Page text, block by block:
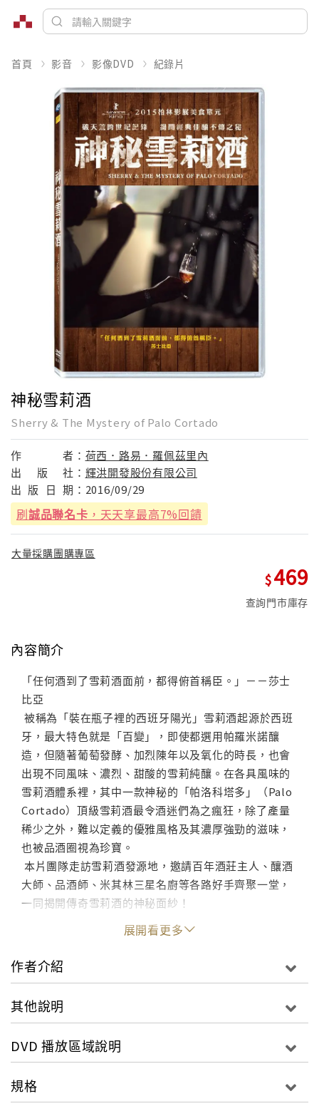
首頁 影音 影像DVD 紀錄片
神秘雪莉酒
Sherry & The Mystery of Palo Cortado
作 者： 荷西．路易．羅佩茲里內
出
版 社： 輝洪開發股份有限公司
出 版 日 期： 2016/09/29
刷誠品聯名卡 ，天天享最高7%回饋
大量採購團購專區
469
查詢門市庫存
內容簡介
「任何酒到了雪莉酒面前，都得俯首稱臣。」－－莎士
比亞
被稱為「裝在瓶子裡的西班牙陽光」雪莉酒起源於西班
牙，最大特色就是「百變」，即使都選用帕羅米諾釀
造，但隨著葡萄發酵、加烈陳年以及氧化的時長，也會
出現不同風味、濃烈、甜酸的雪莉純釀。在各具風味的
雪莉酒體系裡，其中一款神秘的「帕洛科塔多」（Palo
Cortado）頂級雪莉酒最令酒迷們為之瘋狂，除了產量
稀少之外，難以定義的優雅風格及其濃厚強勁的滋味，
也被品酒圈視為珍寶。
本片團隊走訪雪莉酒發源地，邀請百年酒莊主人、釀酒
大師、品酒師、米其林三星名廚等各路好手齊聚一堂，
一同揭開傳奇雪莉酒的神秘面紗！
片長：89
螢幕比：16:9
類別：紀錄片
語言選單：英語.西班牙語發音
展開看更多
作者介紹
其他說明
DVD 播放區域說明
規格